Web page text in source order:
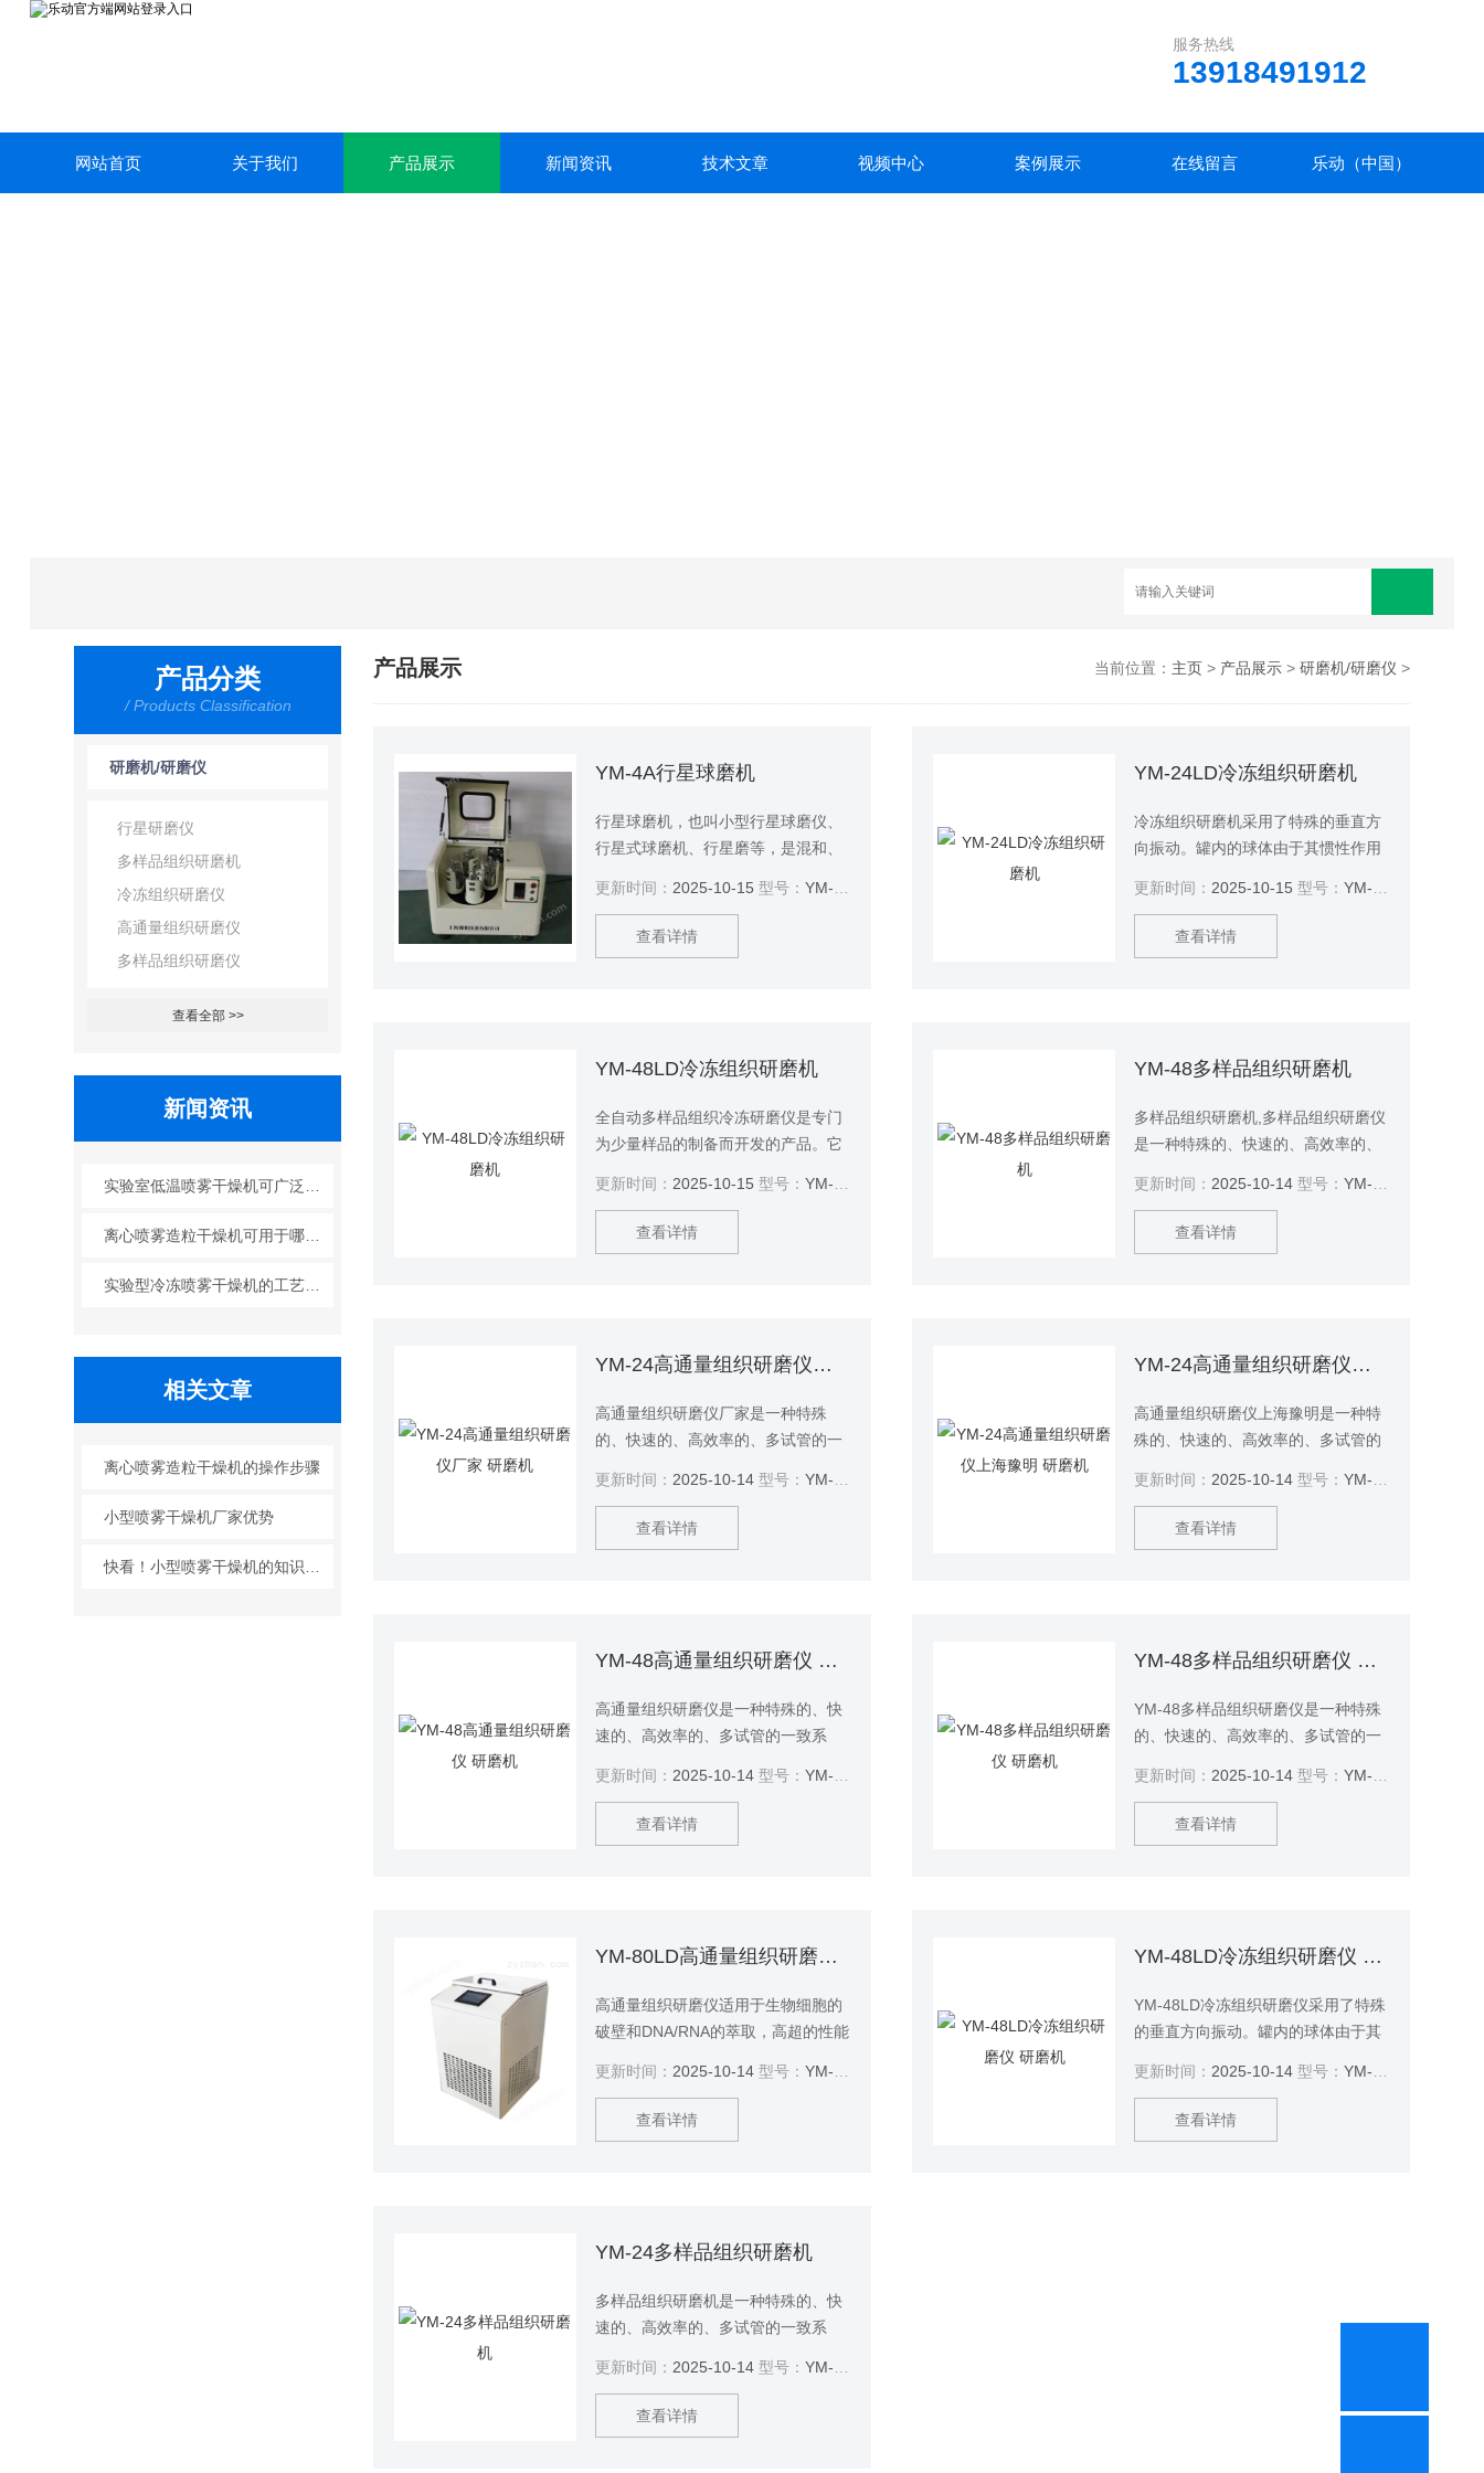
服务热线
13918491912
网站首页 关于我们 产品展示 新闻资讯 技术文章 视频中心 案例展示 在线留言 乐动（中国）
产品分类
/ Products Classification
研磨机/研磨仪
行星研磨仪
多样品组织研磨机
冷冻组织研磨仪
高通量组织研磨仪
多样品组织研磨仪
查看全部 >>
新闻资讯
相关文章
离心喷雾造粒干燥机的操作步骤
小型喷雾干燥机厂家优势
产品展示 当前位置： 主页> 产品展示> 研磨机/研磨仪 >
YM-4A行星球磨机
行星球磨机，也叫小型行星球磨仪、
行星式球磨机、行星磨等，是混和、
量生产材料的装置。中晶行星 球磨机
体积小、功能全、效率高、噪声低，
是科研单位、高等院校、企业实验室
更新时间： 2025-10-15 型号： YM-4A
查看详情
YM-24LD冷冻组织研磨机
冷冻组织研磨机采用了特殊的垂直方
向振动。罐内的球体由于其惯性作用
行带有高能量的撞击，并以此粉碎样
品。碾磨罐的转动加上碾磨球的运动
对样品产生了高强度的混合作用。
更新时间： 2025-10-15 型号： YM-24LD
查看详情
YM-48LD冷冻组织研磨机
全自动多样品组织冷冻研磨仪是专门
为少量样品的制备而开发的产品。它
样化。$n 它同样适用于生物细胞的破
壁和DNA/RNA的萃取。高超的性能和
灵活性确保了在实验的地位。冷冻组
更新时间： 2025-10-15 型号： YM-48LD
查看详情
YM-48多样品组织研磨机
多样品组织研磨机,多样品组织研磨仪
是一种特殊的、快速的、高效率的、
（包括土壤、植物和动物的组织/细
菌、酵母、真菌、孢子、古生物标本
等）的原始DNA、RNA和蛋白质进行
更新时间： 2025-10-14型号： YM-48
查看详情
YM-24高通量组织研磨仪厂家 研磨机
高通量组织研磨仪厂家是一种特殊
的、快速的、高效率的、多试管的一
壤、植物和动物的组织/细菌、酵母、
真菌、孢子、古生物标本等）的原始
DNA、RNA和蛋白质进行提取和纯
更新时间： 2025-10-14型号： YM-24
查看详情
YM-24高通量组织研磨仪上海豫明 研磨机
高通量组织研磨仪上海豫明是一种特
殊的、快速的、高效率的、多试管的
壤、植物和动物的组织/细菌、酵母、
真菌、孢子、古生物标本等）的原始
DNA、RNA和蛋白质进行提取和纯
更新时间： 2025-10-14型号： YM-24
查看详情
YM-48高通量组织研磨仪 研磨机
高通量组织研磨仪是一种特殊的、快
速的、高效率的、多试管的一致系
物和动物的组织/细菌、酵母、真菌、
孢子、古生物标本等）的原始DNA、
RNA和蛋白质进行提取和纯化。
更新时间： 2025-10-14型号： YM-48
查看详情
YM-48多样品组织研磨仪 研磨机
YM-48多样品组织研磨仪是一种特殊
的、快速的、高效率的、多试管的一
壤、植物和动物的组织/细菌、酵母、
真菌、孢子、古生物标本等）的原始
DNA、RNA和蛋白质进行提取和纯
更新时间： 2025-10-14型号： YM-48
查看详情
YM-80LD高通量组织研磨仪 研磨机
高通量组织研磨仪适用于生物细胞的
破壁和DNA/RNA的萃取，高超的性能
更新时间： 2025-10-14型号： YM-80LD
查看详情
YM-48LD冷冻组织研磨仪 研磨机
YM-48LD冷冻组织研磨仪采用了特殊
的垂直方向振动。罐内的球体由于其
的样品进行带有高能量的撞击，并以
此粉碎样品。碾磨罐的转动加上碾磨
球的运动对样品产生了高强度的混合
更新时间： 2025-10-14型号： YM-48LD
查看详情
YM-24多样品组织研磨机
多样品组织研磨机是一种特殊的、快
速的、高效率的、多试管的一致系
物和动物的组织/器官、细菌、酵母、
真菌、孢子、古生物标本等）的原始
DNA、RNA和蛋白质进行提取和纯
更新时间： 2025-10-14型号： YM-24
查看详情